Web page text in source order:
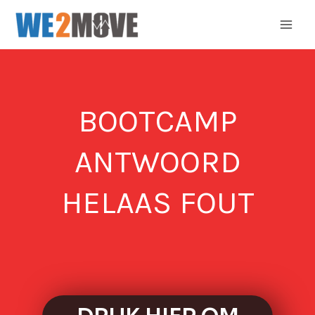
naar
de
BOOTCAMP
ANTWOORD
HELAAS FOUT